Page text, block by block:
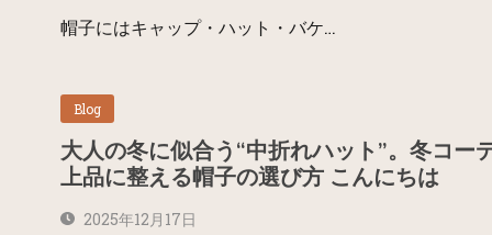
帽子にはキャップ・ハット・バケ…
Blog
大人の冬に似合う“中折れハット”。冬コー
上品に整える帽子の選び方 こんにちは
2025年12月17日